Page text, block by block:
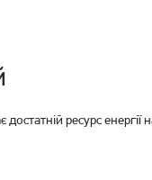
достатній ресурс